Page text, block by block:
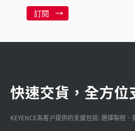
訂閱
快速交貨，全方位
KEYENCE為客戸提供的支援包括: 選擇製程